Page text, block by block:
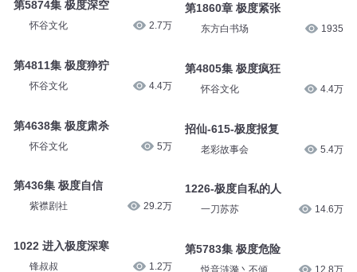
第5874集 极度深空
怀谷文化 2.7万
第4811集 极度狰狞
怀谷文化 4.4万
第4638集 极度肃杀
怀谷文化 5万
第436集 极度自信
紫襟剧社 29.2万
1022 进入极度深寒
锋叔叔 1.2万
第1860章 极度紧张
东方白书场 1935
第4805集 极度疯狂
怀谷文化 4.4万
招仙-615-极度报复
老彩故事会 5.4万
1226-极度自私的人
一刀苏苏 14.6万
第5783集 极度危险
悦音涟漪丶不倾 12.8万